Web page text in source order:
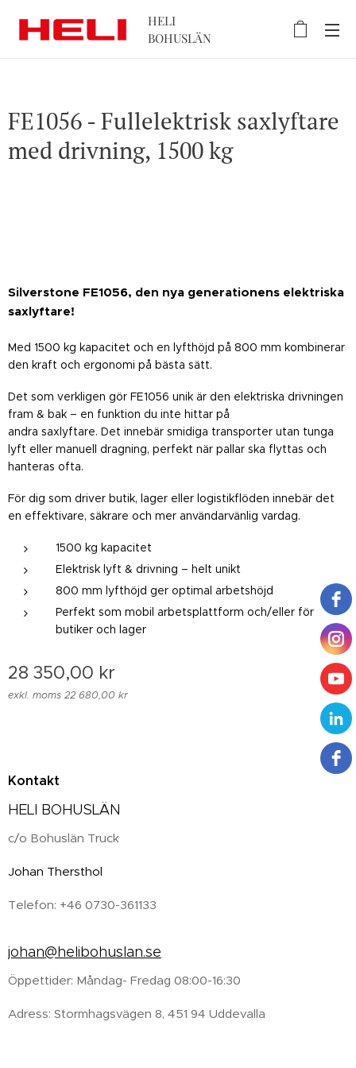
HELI
BOHUSLÄN
FE1056 - Fullelektrisk saxlyftare
med drivning, 1500 kg
Silverstone FE1056, den nya generationens elektriska
saxlyftare!
Med 1500 kg kapacitet och en lyfthöjd på 800 mm kombinerar
den kraft och ergonomi på bästa sätt.
Det som verkligen gör FE1056 unik är den elektriska drivningen
fram & bak – en funktion du inte hittar på
andra saxlyftare. Det innebär smidiga transporter utan tunga
lyft eller manuell dragning, perfekt när pallar ska flyttas och
hanteras ofta.
För dig som driver butik, lager eller logistikflöden innebär det
en effektivare, säkrare och mer användarvänlig vardag.
1500 kg kapacitet
Elektrisk lyft & drivning – helt unikt
800 mm lyfthöjd ger optimal arbetshöjd
Perfekt som mobil arbetsplattform och/eller för
butiker och lager
28 350,00 kr
exkl. moms 22 680,00 kr
Kontakt
HELI BOHUSLÄN
c/o Bohuslän Truck
Johan Thersthol
Telefon: +46 0730-361133
johan@helibohuslan.se
Öppettider: Måndag- Fredag 08:00-16:30
Adress: Stormhagsvägen 8, 451 94 Uddevalla